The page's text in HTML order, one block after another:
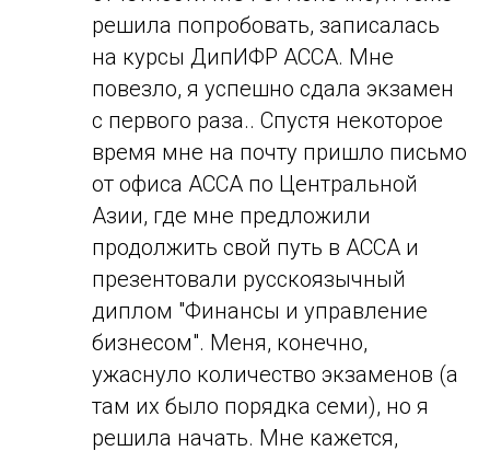
решила попробовать, записалась
на курсы ДипИФР ACCA. Мне
повезло, я успешно сдала экзамен
с первого раза.. Спустя некоторое
время мне на почту пришло письмо
от офиса ACCA по Центральной
Азии, где мне предложили
продолжить свой путь в ACCA и
презентовали русскоязычный
диплом "Финансы и управление
бизнесом". Меня, конечно,
ужаснуло количество экзаменов (а
там их было порядка семи), но я
решила начать. Мне кажется,